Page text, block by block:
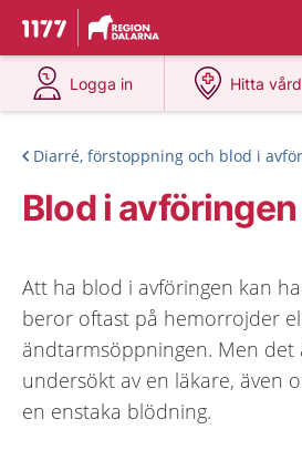
Till startsidan för 1177
Du har valt region
Logga in
på 1177.se
Hitta vård
på
Diarré, förstoppning och blod i
Blod i
Att ha blod i avföringen kan
beror oftast på hemorrojder
ändtarmsöppningen. Men
undersökt av en läkare, även
en enstaka blödning.